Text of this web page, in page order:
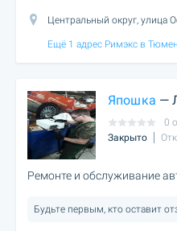
Центральный округ, улица
Ещё 1 адрес Римэкс в
Япошка —
0
Закрыто
Ремонте и обслуживание
Будьте первым, кто оставит